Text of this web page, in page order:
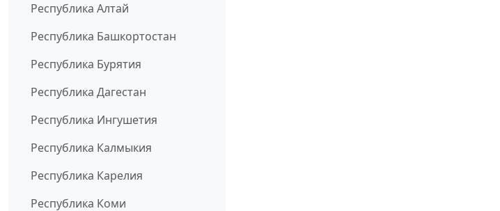
Республика Алтай
Республика Башкортостан
Республика Бурятия
Республика Дагестан
Республика Ингушетия
Республика Калмыкия
Республика Карелия
Республика Коми